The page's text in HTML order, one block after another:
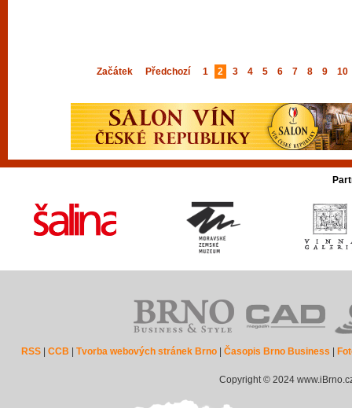
Začátek Předchozí 1 2 3 4 5 6 7 8 9 10
RSS |CCB |Tvorba webových stránek Brno |Časopis Brno Business
Copyright © 2024